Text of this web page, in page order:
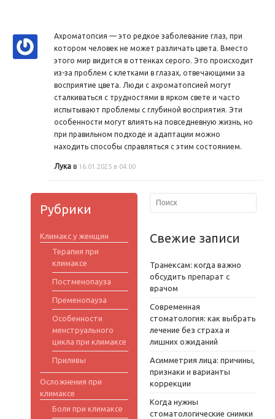
Ахроматопсия — это редкое заболевание глаз, при
котором человек не может различать цвета. Вместо
этого мир видится в оттенках серого. Это происходит
из-за проблем с клетками в глазах, отвечающими за
восприятие цвета. Люди с ахроматопсией могут
сталкиваться с трудностями в ярком свете и часто
испытывают проблемы с глубиной восприятия. Эти
особенности могут влиять на повседневную жизнь, но
при правильном подходе и адаптации можно
находить способы справляться с этим состоянием.
Лука в 16.01.2025 в 04:00
Рубрики
Климакс у женщин
Терапия при
климаксе
Постменопауза
Пременопауза
Особенности
менструального
цикла при климаксе
Приливы
Осложнения при
климаксе
Боли при климаксе
Свежие записи
Транексам: когда важно
обсудить препарат с
врачом
Современная
стоматология: как выбрать
лечение без страха и
лишних ожиданий
Асимметрия лица: причины,
признаки и варианты
коррекции
Когда нужны
стоматологические снимки